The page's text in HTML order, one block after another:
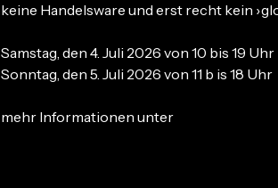
keine Handelsware und erst recht kein ›
Samstag, den 4. Juli 2026 von 10 bis 19 Uhr
Sonntag, den 5. Juli 2026 von 11 b is 18 Uhr
mehr Informationen unter